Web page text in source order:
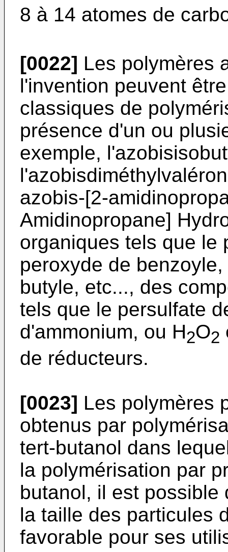
8 à 14 atomes de
[0022] Les polymères
l'invention peuvent
classiques de
présence d'un ou
exemple,
azobis-[2-
Amidinopropane]
organiques tels que le
peroxyde de
butyle, etc..., des
tels que le persulfate
d'ammonium, ou H2O2
de réducteurs.
[0023] Les polymères
obtenus par
tert-butanol dans
la polymérisation par
butanol, il est possible
la taille des particules
favorable pour ses